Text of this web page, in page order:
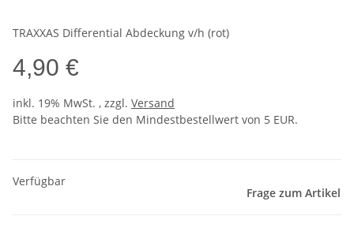
TRAXXAS Differential Abdeckung v/h (rot)
4,90 €
inkl. 19% MwSt. , zzgl. Versand
Bitte beachten Sie den Mindestbestellwert von 5 EUR.
Verfügbar
Frage zum Artikel